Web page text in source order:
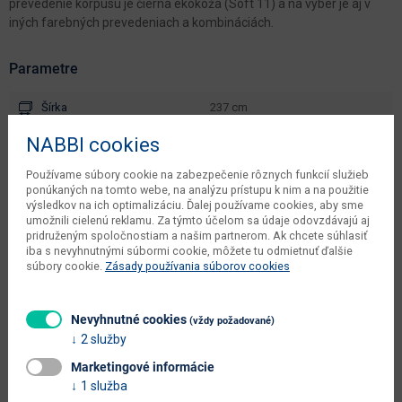
prevedenie korpusu je čierna ekokoža (Soft 11) a na výber je aj v
iných farebných prevedeniach a kombináciách.
Parametre
Šírka 237 cm
Hĺbka
Výška 72/90 cm
výrobcu
3.15 m3
čistá váha výrobcu 122 kg
váha s obalom výrobcu 124 kg
typové označenie
výška od - do (cm)
NABBI cookies
Používame súbory cookie na zabezpečenie rôznych funkcií služieb
ponúkaných na tomto webe, na analýzu prístupu k nim a na použitie
výsledkov na ich optimalizáciu. Ďalej používame cookies, aby sme
umožnili cielenú reklamu. Za týmto účelom sa údaje odovzdávajú aj
pridruženým spoločnostiam a našim partnerom. Ak chcete súhlasiť
iba s nevyhnutnými súbormi cookie, môžete tu odmietnuť ďalšie
súbory cookie. Zásady používania súborov cookies
Nevyhnutné cookies (vždy požadované)
2 služby
Marketingové informácie
1 služba